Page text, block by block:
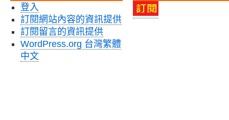
登入
訂閱網站內容的資訊提供
訂閱留言的資訊提供
WordPress.org 台灣繁體
中文